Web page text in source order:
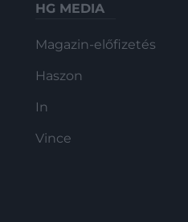
HG MEDIA
Magazin-előfizetés
Haszon
In
Vince